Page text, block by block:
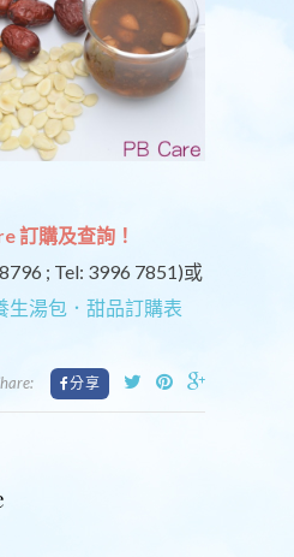
訂購及查詢！
; Tel: 3996 7851)或
生湯包．甜品訂購表